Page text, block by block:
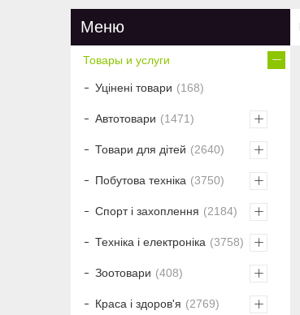
Товары и услуги
Уцінені товари 168
Автотовари 1471
Товари для дітей 2640
Побутова техніка 3750
Спорт і захоплення 2184
Техніка і електроніка 3758
Зоотовари 408
Краса і здоров'я 2769